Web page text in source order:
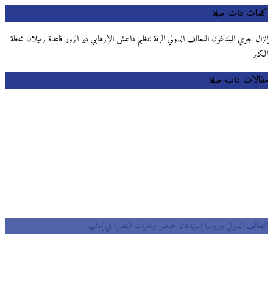
كلمات ذات صلة
إنزال جوي البنتاغون التحالف الدولي الرقة تنظيم داعش الإرهابي دير الزور قاعدة رميلان محطة
الكبر
مقالات ذات صلة
التحالف الدولي وروسيا يستهدفان عناصر ومقرات النصرة في إدلب